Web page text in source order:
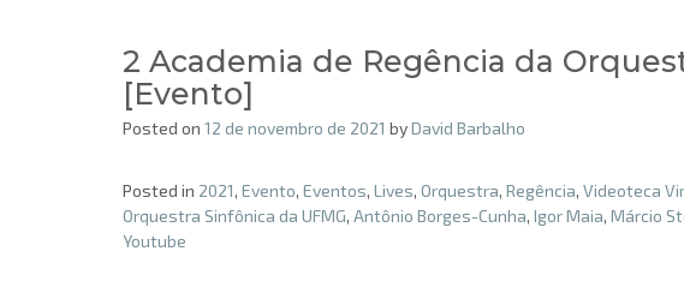
2 Academia de Regência da
[Evento]
Posted on 12 de novembro de 2021 byDavid Barbalho
Posted in 2021, Evento, Eventos, Lives, Orquestra, Regência, Videoteca
Orquestra Sinfônica da UFMG, Antônio Borges-Cunha, Igor Maia, Márcio
Youtube